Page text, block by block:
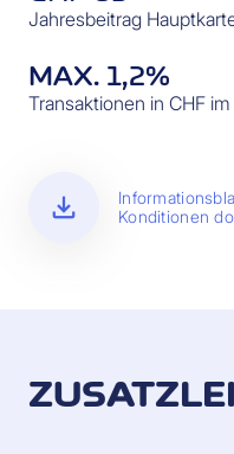
Jahresbeitrag
MAX. 1,2%
Transaktionen in CHF
download
Konditionen